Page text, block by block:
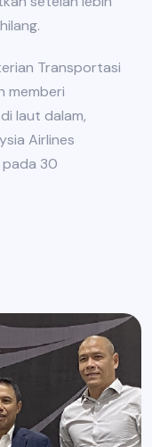
Transportasi
memberi
laut dalam,
Airlines
pada 30